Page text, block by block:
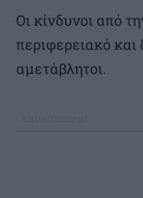
Οι κίνδυνοι από
περιφερειακό
αμετάβλητοι.